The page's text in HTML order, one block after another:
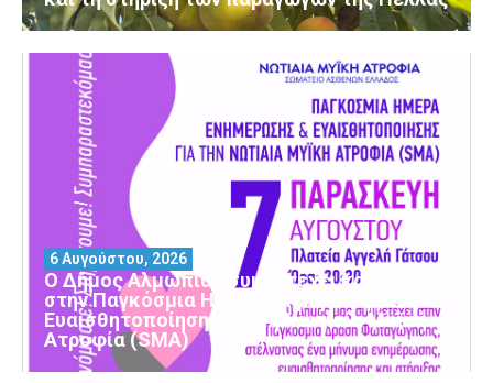
Ο Δήμος Αλμωπίας συμμετέχει και φέτος
στην Παγκόσμια Ημέρα Ενημέρωσης και
Ευαισθητοποίησης για τη Νωτιαία Μυϊκή
Ατροφία (SMA)
6 Αυγούστου, 2026